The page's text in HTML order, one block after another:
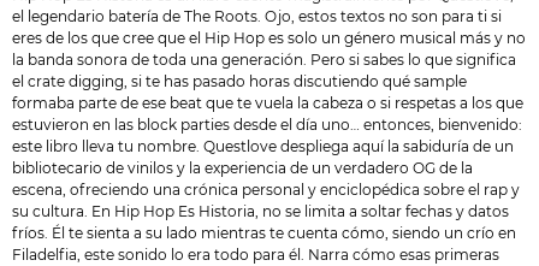
el legendario batería de The Roots. Ojo, estos textos no son para ti si
eres de los que cree que el Hip Hop es solo un género musical más y no
la banda sonora de toda una generación. Pero si sabes lo que significa
el crate digging, si te has pasado horas discutiendo qué sample
formaba parte de ese beat que te vuela la cabeza o si respetas a los que
estuvieron en las block parties desde el día uno… entonces, bienvenido:
este libro lleva tu nombre. Questlove despliega aquí la sabiduría de un
bibliotecario de vinilos y la experiencia de un verdadero OG de la
escena, ofreciendo una crónica personal y enciclopédica sobre el rap y
su cultura. En Hip Hop Es Historia, no se limita a soltar fechas y datos
fríos. Él te sienta a su lado mientras te cuenta cómo, siendo un crío en
Filadelfia, este sonido lo era todo para él. Narra cómo esas primeras